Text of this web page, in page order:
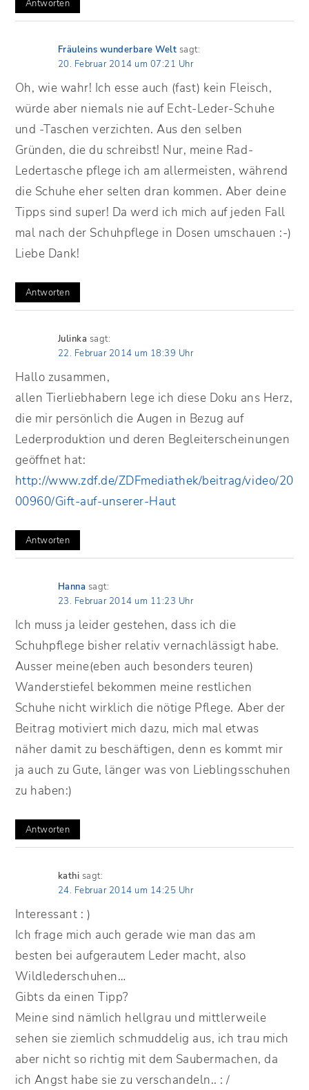
Antworten
Fräuleins wunderbare Welt sagt:
20. Februar 2014 um 07:21 Uhr
Oh, wie wahr! Ich esse auch (fast) kein Fleisch,
würde aber niemals nie auf Echt-Leder-Schuhe
und -Taschen verzichten. Aus den selben
Gründen, die du schreibst! Nur, meine Rad-
Ledertasche pflege ich am allermeisten, während
die Schuhe eher selten dran kommen. Aber deine
Tipps sind super! Da werd ich mich auf jeden Fall
mal nach der Schuhpflege in Dosen umschauen :-)
Liebe Dank!
Antworten
Julinka sagt:
22. Februar 2014 um 18:39 Uhr
Hallo zusammen,
allen Tierliebhabern lege ich diese Doku ans Herz,
die mir persönlich die Augen in Bezug auf
Lederproduktion und deren Begleiterscheinungen
geöffnet hat:
http://www.zdf.de/ZDFmediathek/beitrag/video/20
00960/Gift-auf-unserer-Haut
Antworten
Hanna sagt:
23. Februar 2014 um 11:23 Uhr
Ich muss ja leider gestehen, dass ich die
Schuhpflege bisher relativ vernachlässigt habe.
Ausser meine(eben auch besonders teuren)
Wanderstiefel bekommen meine restlichen
Schuhe nicht wirklich die nötige Pflege. Aber der
Beitrag motiviert mich dazu, mich mal etwas
näher damit zu beschäftigen, denn es kommt mir
ja auch zu Gute, länger was von Lieblingsschuhen
zu haben:)
Antworten
kathi sagt:
24. Februar 2014 um 14:25 Uhr
Interessant : )
Ich frage mich auch gerade wie man das am
besten bei aufgerautem Leder macht, also
Wildlederschuhen…
Gibts da einen Tipp?
Meine sind nämlich hellgrau und mittlerweile
sehen sie ziemlich schmuddelig aus, ich trau mich
aber nicht so richtig mit dem Saubermachen, da
ich Angst habe sie zu verschandeln.. : /